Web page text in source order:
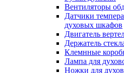
Вентиляторы
Датчики
духовых шкафов
Двигатель
Держатель
Клемнные
Лампа для
Ножки для